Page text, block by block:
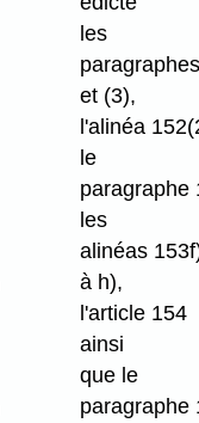
les
et (3),
l'alinéa
le
paragraphe
les
alinéas
à h),
l'article 154
ainsi
que le
paragraphe